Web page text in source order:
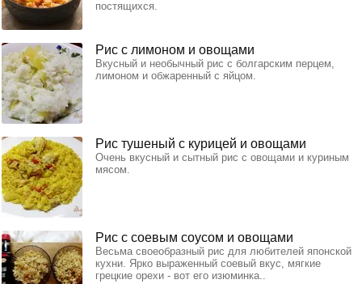
постящихся.
Рис с лимоном и овощами
Вкусный и необычный рис с болгарским перцем,
лимоном и обжаренный с яйцом.
Рис тушеный с курицей и овощами
Очень вкусный и сытный рис с овощами и куриным
мясом.
Рис с соевым соусом и овощами
Весьма своеобразный рис для любителей японской
кухни. Ярко выраженный соевый вкус, мягкие
грецкие орехи - вот его изюминка..